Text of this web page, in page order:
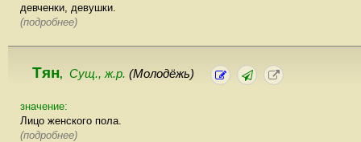
девченки, девушки.
(подробнее)
Тян, Сущ., ж.р. (Молодёжь)
значение:
Лицо женского пола.
(подробнее)